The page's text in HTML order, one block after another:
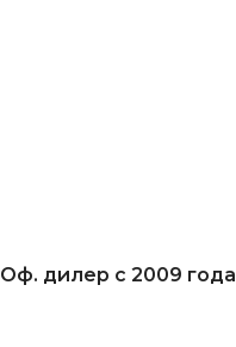
Оф. дилер с 2009 года